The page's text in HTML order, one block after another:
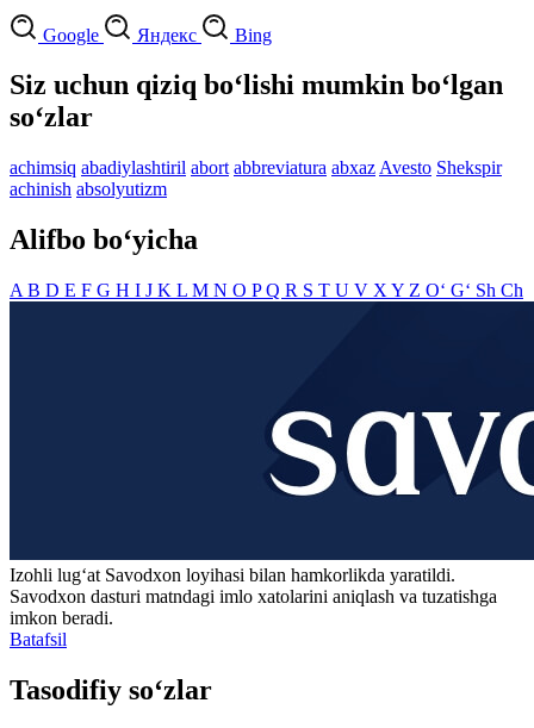
Google Яндекс Bing
Siz uchun qiziq bo‘lishi mumkin bo‘lgan
so‘zlar
achimsiq abadiylashtiril abort abbreviatura abxaz Avesto Shekspir
achinish absolyutizm
Alifbo bo‘yicha
A B D E F G H I J K L M N O PQ R S T U V X Y Z O‘ G‘ Sh Ch
Izohli lugʻat Savodxon loyihasi bilan hamkorlikda yaratildi.
Savodxon dasturi matndagi imlo xatolarini aniqlash va tuzatishga
imkon beradi.
Batafsil
Tasodifiy so‘zlar